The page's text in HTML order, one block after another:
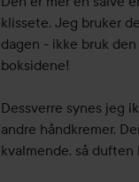
klissete. Jeg bruker
dagen - ikke bruk
boksidene!
Dessverre synes jeg
andre håndkremer.
kvalmende, så